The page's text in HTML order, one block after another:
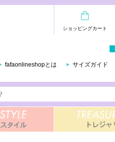
ショッピングカート
fafaonlineshopとは サイズガイド